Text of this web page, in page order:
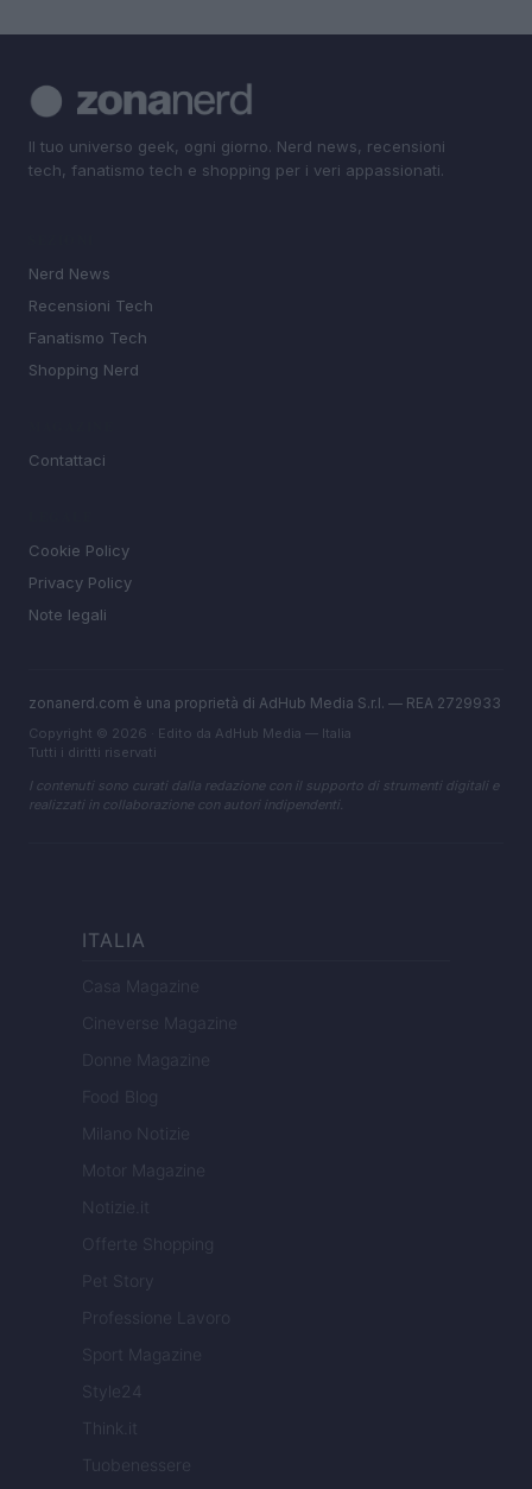
Il tuo universo geek, ogni giorno. Nerd news, recensioni
tech, fanatismo tech e shopping per i veri appassionati.
Nerd News
Recensioni Tech
Fanatismo Tech
Shopping Nerd
Contattaci
Cookie Policy
Privacy Policy
Note legali
zonanerd.com è una proprietà di AdHub Media S.r.l. — REA 2729933
Copyright © 2026 · Edito da AdHub Media — Italia
Tutti i diritti riservati
I contenuti sono curati dalla redazione con il supporto di strumenti digitali e
realizzati in collaborazione con autori indipendenti.
ITALIA
Casa Magazine
Cineverse Magazine
Donne Magazine
Food Blog
Milano Notizie
Motor Magazine
Notizie.it
Offerte Shopping
Pet Story
Professione Lavoro
Sport Magazine
Style24
Think.it
Tuobenessere